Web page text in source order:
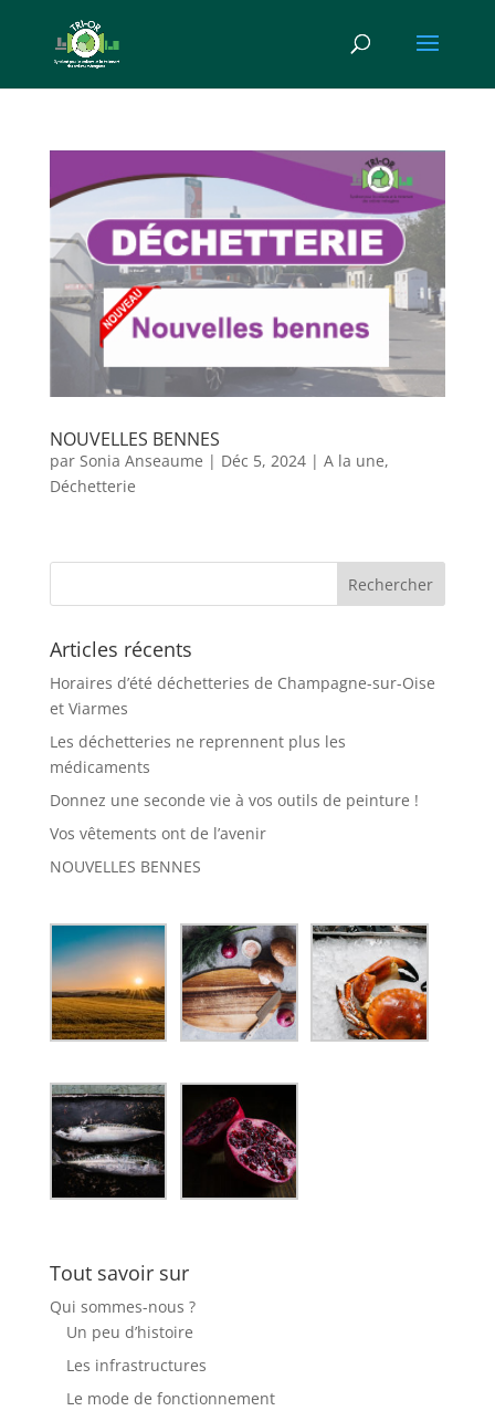
NOUVELLES BENNES
par Sonia Anseaume | Déc 5, 2024| A la une,
Déchetterie
Articles récents
Horaires d’été déchetteries de Champagne-sur-Oise
et Viarmes
Les déchetteries ne reprennent plus les
médicaments
Donnez une seconde vie à vos outils de peinture !
Vos vêtements ont de l’avenir
NOUVELLES BENNES
Tout savoir sur
Qui sommes-nous ?
Un peu d’histoire
Les infrastructures
Le mode de fonctionnement